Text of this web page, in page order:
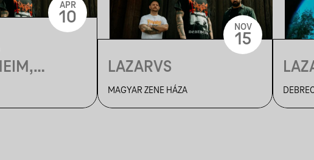
APR
10
LAZARVS
MAGYAR ZENE HÁZA
NOV
15